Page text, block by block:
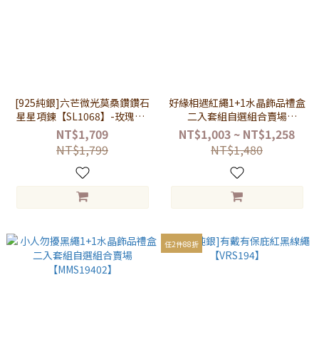
[925純銀]六芒微光莫桑鑽鑽石
星星項鍊【SL1068】-玫瑰金-
白鑽/銀-綠鑽/銀-白鑽
NT$1,709
NT$1,799
好緣相遇紅繩1+1水晶飾品禮盒
二入套組自選組合賣場
【MMS19401】
NT$1,003 ~ NT$1,258
NT$1,480
任2件88折